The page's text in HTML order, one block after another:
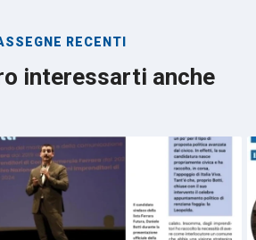
RECENTI
interessarti anche